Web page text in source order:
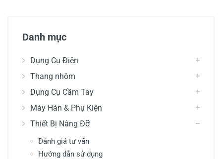
Danh mục
Dụng Cụ Điện
Thang nhôm
Dụng Cụ Cầm Tay
Máy Hàn & Phụ Kiện
Thiết Bị Nâng Đỡ
Đánh giá tư vấn
Hướng dẫn sử dụng